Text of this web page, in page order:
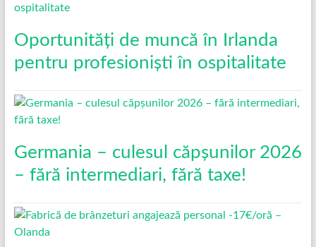
Oportunități de muncă în Irlanda
pentru profesioniști în ospitalitate
Germania – culesul căpșunilor 2026
– fără intermediari, fără taxe!